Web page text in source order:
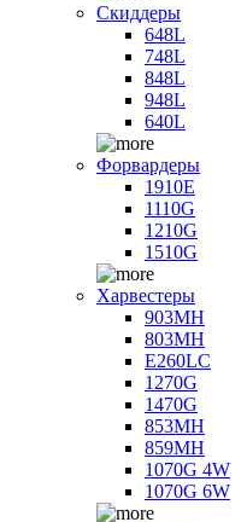
Скиддеры
648L
748L
848L
948L
640L
Форвардеры
1910E
1110G
1210G
1510G
Харвестеры
903MH
803MH
E260LC
1270G
1470G
853MH
859MH
1070G 4W
1070G 6W